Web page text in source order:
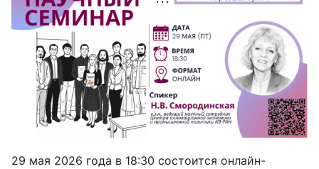
29 мая 2026 года в 18:30 состоится онлайн-